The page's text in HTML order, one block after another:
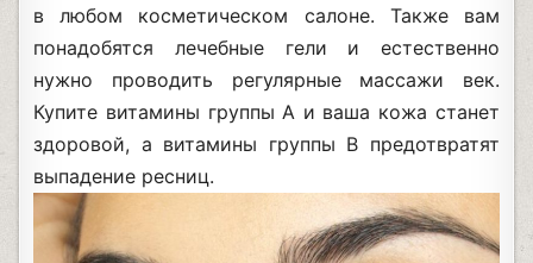
в любом косметическом салоне. Также вам
понадобятся лечебные гели и естественно
нужно проводить регулярные массажи век.
Купите витамины группы А и ваша кожа станет
здоровой, а витамины группы В предотвратят
выпадение ресниц.